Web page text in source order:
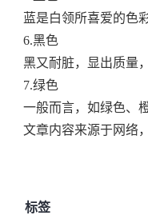
蓝是白领所喜爱的色
6.黑色
黑又耐脏，显出质量
7.绿色
一般而言，如绿色、
文章内容来源于网络
标签